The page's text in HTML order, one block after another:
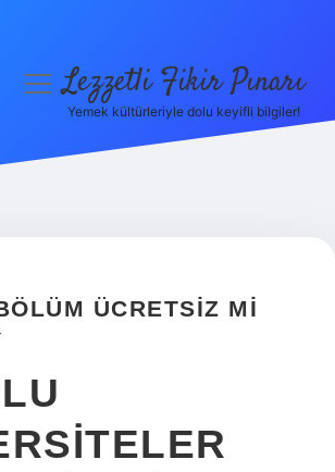
menüyüLezzetli Fikir Pınarı
Yemek kültürleriyle dolu keyifli bilgiler!
ÜCRETSIZ MI